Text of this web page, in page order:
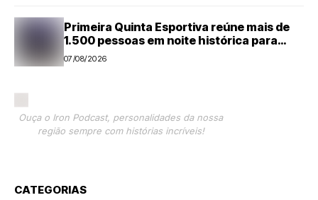
Primeira Quinta Esportiva reúne mais de
1.500 pessoas em noite histórica para
Capivari
07/08/2026
Ouça o Iron Podcast, personalidades da nossa
região sempre com histórias incríveis!
CATEGORIAS